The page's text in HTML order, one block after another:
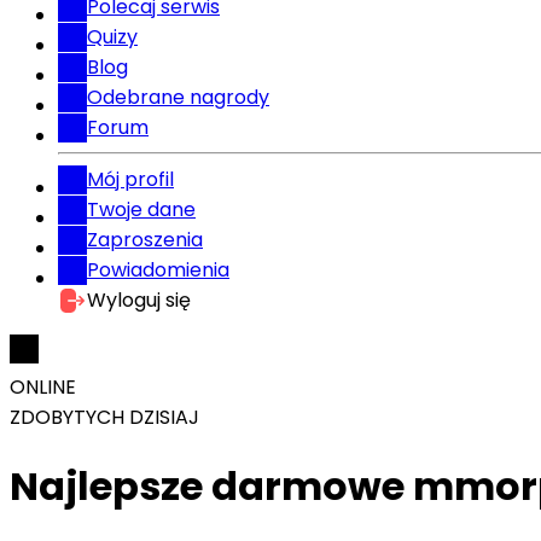
Polecaj serwis
Quizy
Blog
Odebrane nagrody
Forum
Mój profil
Twoje dane
Zaproszenia
Powiadomienia
Wyloguj się
ONLINE
ZDOBYTYCH DZISIAJ
Najlepsze darmowe